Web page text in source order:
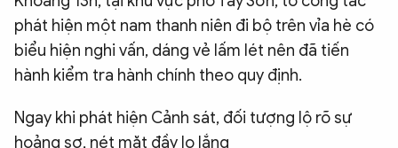
phát hiện một nam thanh niên đi bộ trên vỉa hè có
biểu hiện nghi vấn, dáng vẻ lấm lét nên đã tiến
hành kiểm tra hành chính theo quy định.
Ngay khi phát hiện Cảnh sát, đối tượng lộ rõ sự
hoảng sợ, nét mặt đầy lo lắng